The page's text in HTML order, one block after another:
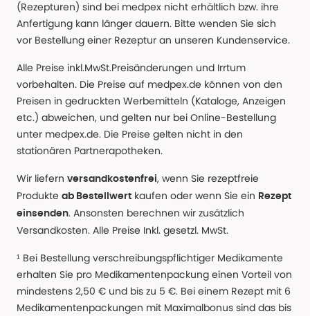
(Rezepturen) sind bei medpex nicht erhältlich bzw. ihre
Anfertigung kann länger dauern. Bitte wenden Sie sich
vor Bestellung einer Rezeptur an unseren Kundenservice.
Alle Preise inkl.MwSt.Preisänderungen und Irrtum
vorbehalten. Die Preise auf medpex.de können von den
Preisen in gedruckten Werbemitteln (Kataloge, Anzeigen
etc.) abweichen, und gelten nur bei Online-Bestellung
unter medpex.de. Die Preise gelten nicht in den
stationären Partnerapotheken.
Wir liefern versandkostenfrei, wenn Sie rezeptfreie
Produkte ab Bestellwert kaufen oder wenn Sie ein Rezept
einsenden. Ansonsten berechnen wir zusätzlich
Versandkosten. Alle Preise Inkl. gesetzl. MwSt.
¹ Bei Bestellung verschreibungspflichtiger Medikamente
erhalten Sie pro Medikamentenpackung einen Vorteil von
mindestens 2,50 € und bis zu 5 €. Bei einem Rezept mit 6
Medikamentenpackungen mit Maximalbonus sind das bis